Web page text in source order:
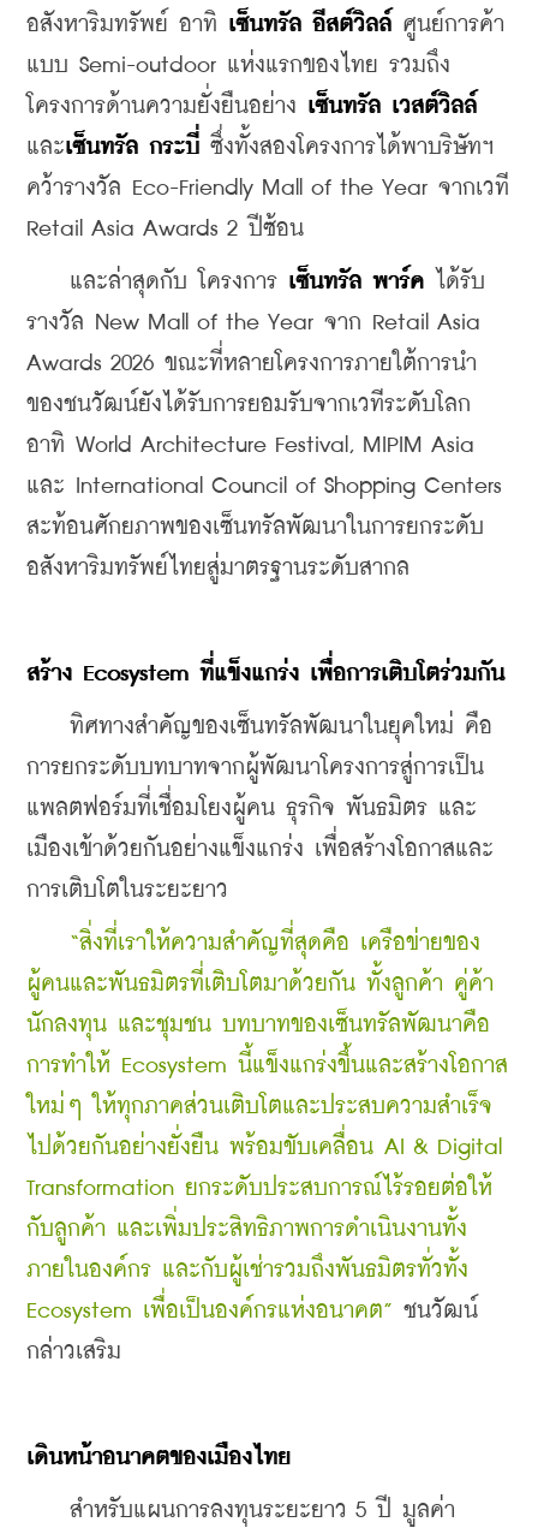
อสังหาริมทรัพย์ อาทิ เซ็นทรัล อีสต์วิลล์ ศูนย์การค้า
แบบ Semi-outdoor แห่งแรกของไทย รวมถึง
โครงการด้านความยั่งยืนอย่าง เซ็นทรัล เวสต์วิลล์
และเซ็นทรัล กระบี่ ซึ่งทั้งสองโครงการได้พาบริษัทฯ
คว้ารางวัล Eco-Friendly Mall of the Year จากเวที
Retail Asia Awards 2 ปีซ้อน
และล่าสุดกับ โครงการ เซ็นทรัล พาร์ค
ได้รับ
รางวัล New Mall of the Year จาก Retail Asia
Awards 2026 ขณะที่หลายโครงการภายใต้การนำ
ของชนวัฒน์ยังได้รับการยอมรับจากเวทีระดับโลก
อาทิ World Architecture Festival, MIPIM Asia
และ International Council of Shopping Centers
สะท้อนศักยภาพของเซ็นทรัลพัฒนาในการยกระดับ
อสังหาริมทรัพย์ไทยสู่มาตรฐานระดับสากล
สร้าง Ecosystem ที่แข็งแกร่ง เพื่อการเติบโตร่วมกัน
ทิศทางสำคัญของเซ็นทรัลพัฒนาในยุคใหม่ คือ
การยกระดับบทบาทจากผู้พัฒนาโครงการสู่การเป็น
แพลตฟอร์มที่เชื่อมโยงผู้คน ธุรกิจ พันธมิตร และ
เมืองเข้าด้วยกันอย่างแข็งแกร่ง เพื่อสร้างโอกาสและ
การเติบโตในระยะยาว
“สิ่งที่เราให้ความสำคัญที่สุดคือ เครือข่ายของ
ผู้คนและพันธมิตรที่เติบโตมาด้วยกัน ทั้งลูกค้า คู่ค้า
นักลงทุน และชุมชน บทบาทของเซ็นทรัลพัฒนาคือ
การทำให้ Ecosystem นี้แข็งแกร่งขึ้นและสร้างโอกาส
ใหม่ๆ ให้ทุกภาคส่วนเติบโตและประสบความสำเร็จ
ไปด้วยกันอย่างยั่งยืน พร้อมขับเคลื่อน AI & Digital
Transformation ยกระดับประสบการณ์ไร้รอยต่อให้
กับลูกค้า และเพิ่มประสิทธิภาพการดำเนินงานทั้ง
ภายในองค์กร และกับผู้เช่ารวมถึงพันธมิตรทั่วทั้ง
Ecosystem เพื่อเป็นองค์กรแห่งอนาคต” ชนวัฒน์
กล่าวเสริม
เดินหน้าอนาคตของเมืองไทย
สำหรับแผนการลงทุนระยะยาว 5 ปี มูลค่า